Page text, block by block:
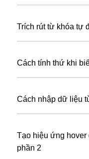
Trích rút từ khóa tự
Cách tính thứ khi
Cách nhập dữ liệu
Tạo hiệu ứng hover
phần 2